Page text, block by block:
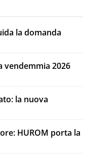
la domanda
vendemmia 2026
la nuova
HUROM porta la